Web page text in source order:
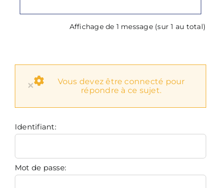
Affichage de 1 message (sur 1 au total)
×
Vous devez être connecté pour
répondre à ce sujet.
Identifiant:
Mot de passe: